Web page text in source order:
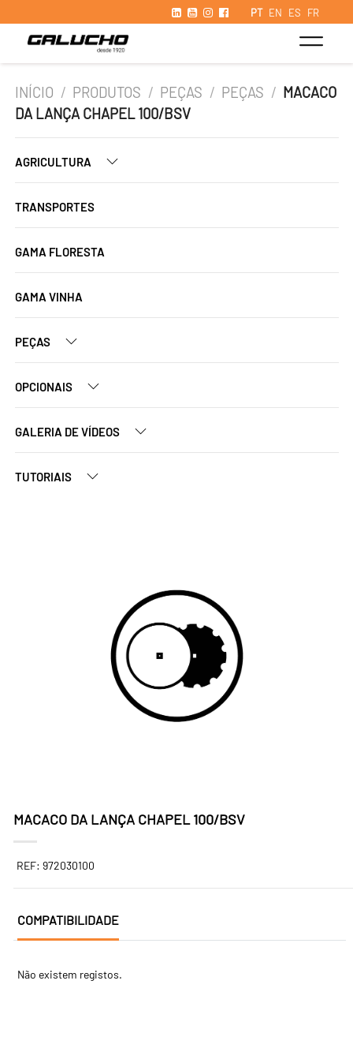
PT EN ES FR
INÍCIO / PRODUTOS / PEÇAS / PEÇAS / MACACO
DA LANÇA CHAPEL 100/BSV
AGRICULTURA
TRANSPORTES
GAMA FLORESTA
GAMA VINHA
PEÇAS
OPCIONAIS
GALERIA DE VÍDEOS
TUTORIAIS
MACACO DA LANÇA CHAPEL 100/BSV
REF: 972030100
COMPATIBILIDADE
Não existem registos.